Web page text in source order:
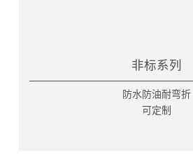
非标系列
防水防油耐弯折
可定制